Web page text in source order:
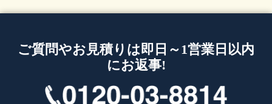
ご質問やお見積りは即日～1営業日以内
にお返事!